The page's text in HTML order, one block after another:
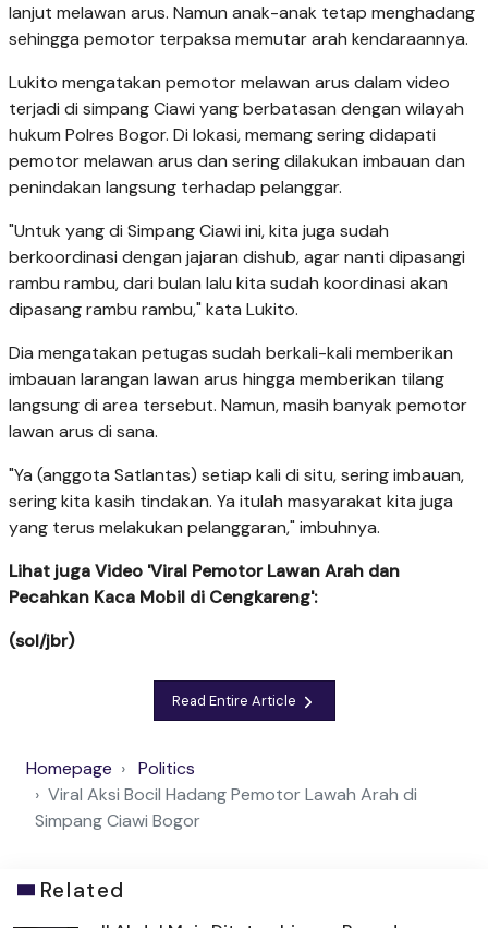
lanjut melawan arus. Namun anak-anak tetap menghadang
sehingga pemotor terpaksa memutar arah kendaraannya.
Lukito mengatakan pemotor melawan arus dalam video
terjadi di simpang Ciawi yang berbatasan dengan wilayah
hukum Polres Bogor. Di lokasi, memang sering didapati
pemotor melawan arus dan sering dilakukan imbauan dan
penindakan langsung terhadap pelanggar.
"Untuk yang di Simpang Ciawi ini, kita juga sudah
berkoordinasi dengan jajaran dishub, agar nanti dipasangi
rambu rambu, dari bulan lalu kita sudah koordinasi akan
dipasang rambu rambu," kata Lukito.
Dia mengatakan petugas sudah berkali-kali memberikan
imbauan larangan lawan arus hingga memberikan tilang
langsung di area tersebut. Namun, masih banyak pemotor
lawan arus di sana.
"Ya (anggota Satlantas) setiap kali di situ, sering imbauan,
sering kita kasih tindakan. Ya itulah masyarakat kita juga
yang terus melakukan pelanggaran," imbuhnya.
Lihat juga Video 'Viral Pemotor Lawan Arah dan
Pecahkan Kaca Mobil di Cengkareng':
(sol/jbr)
Read Entire Article
Homepage
Politics
Viral Aksi Bocil Hadang Pemotor Lawah Arah di
Simpang Ciawi Bogor
Related